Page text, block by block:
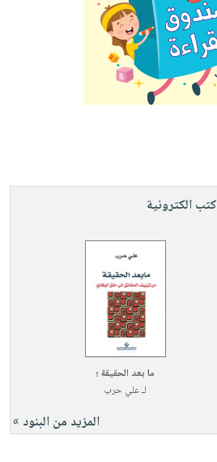
كتب الكترونية
ما بعد الحقيقة ؛
لـعلي حرب
المزيد من البنود »